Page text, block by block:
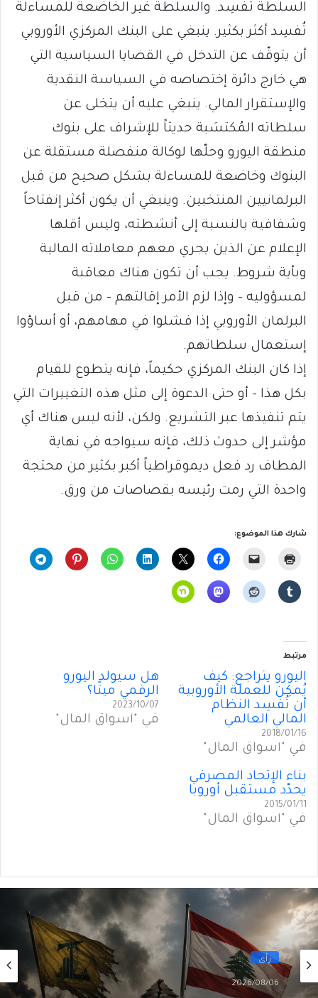
السلطة تُفسِد. والسلطة غير الخاضعة للمساءلة
تُفسِد أكثر بكثير. ينبغي على البنك المركزي الأوروبي
أن يتوقّف عن التدخل في القضايا السياسية التي
هي خارج دائرة إختصاصه في السياسة النقدية
والإستقرار المالي. ينبغي عليه أن يتخلى عن
سلطاته المُكتسَبة حديثاً للإشراف على بنوك
منطقة اليورو وحلّها لوكالة منفصلة مستقلة عن
البنوك وخاضعة للمساءلة بشكل صحيح من قبل
البرلمانيين المنتخبين. وينبغي أن يكون أكثر إنفتاحاً
وشفافية بالنسبة إلى أنشطته، وليس أقلها
الإعلام عن الذين يجري معهم معاملاته المالية
وبأية شروط. يجب أن تكون هناك معاقبة
لمسؤوليه – وإذا لزم الأمر إقالتهم – من قبل
البرلمان الأوروبي إذا فشلوا في مهامهم، أو أساؤوا
إستعمال سلطاتهم.
إذا كان البنك المركزي حكيماً، فإنه يتطوع للقيام
بكل هذا – أو حتى الدعوة إلى مثل هذه التغييرات التي
يتم تنفيذها عبر التشريع. ولكن، لأنه ليس هناك أي
مؤشر إلى حدوث ذلك، فإنه سيواجه في نهاية
المطاف رد فعل ديموقراطياً أكبر بكثير من محتجة
واحدة التي رمت رئيسه بقصاصات من ورق.
شارك هذا الموضوع:
مرتبط
اليورو يتراجع: كيف
يُمكِن للعملة الأوروبية
أن تُفسِد النظام
المالي العالمي
2018/01/16
في "أسواق المال"
هل سيولد اليورو
الرقمي ميتًا؟
2023/10/07
في "أسواق المال"
بناء الإتحاد المصرفي
يحدّد مستقبل أوروبا
2015/01/11
في "أسواق المال"
رأي
2026/08/06
تَخوينُ “حزب الله” رمزيَّة الدولة يُفقِدُهُ حاضِنَته